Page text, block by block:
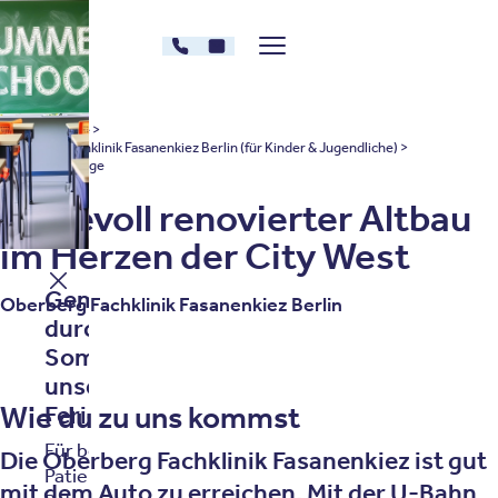
Oberberg Kliniken – zur Startseite
030 - 26478182
Kontakt
Menü zeigen/verstecken
Oberberg Kliniken: Startseite
Standorte
Oberberg Fachklinik Fasanenkiez Berlin (für Kinder & Jugendliche)
Anfahrt und Lage
Liebevoll renovierter Altbau
im Herzen der City West
Oberberg Fachklinik Fasanenkiez Berlin
Wie du zu uns kommst
Die Oberberg Fachklinik Fasanenkiez ist gut
Gemeinsam gut
durch den
Sommer – mit
unserem
Ferienprogramm.
Für bestehende
Patientinnen und